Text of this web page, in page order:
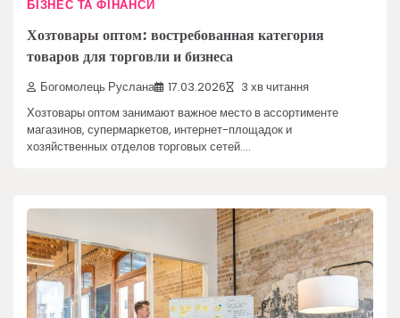
БІЗНЕС ТА ФІНАНСИ
Хозтовары оптом: востребованная категория
товаров для торговли и бизнеса
Богомолець Руслана 17.03.2026 3 хв читання
Хозтовары оптом занимают важное место в ассортименте
магазинов, супермаркетов, интернет-площадок и
хозяйственных отделов торговых сетей.…